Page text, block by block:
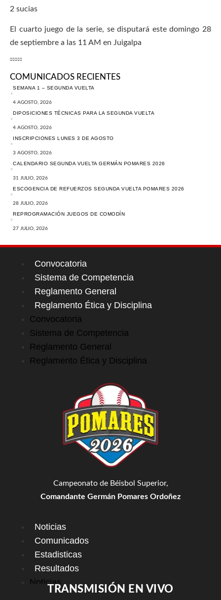
2 sucias
El cuarto juego de la serie, se disputará este domingo 28
de septiembre a las 11 AM en Juigalpa
COMUNICADOS RECIENTES
SEMANA 1 – SEGUNDA VUELTA
4 AGOSTO, 2026
DIPOSICIONES TÉCNICAS PARA LA SEGUNDA VUELTA
4 AGOSTO, 2026
INSCRIPCIONES LUNES 3 DE AGOSTO
3 AGOSTO, 2026
CALENDARIO SEGUNDA VUELTA GERMÁN POMARES 2026
31 JULIO, 2026
ESCOGENCIA DE REFUERZOS SEGUNDA VUELTA POMARES 2026
28 JULIO, 2026
REPROGRAMACIÓN JUEGOS DE COMODÍN
27 JULIO, 2026
Convocatoria
Sistema de Competencia
Reglamento General
Reglamento Ética y Disciplina
Convocatoria
Sistema de Competencia
Reglamento General
Reglamento Ética y Disciplina
Campeonato de Béisbol Superior,
Comandante Germán Pomares Ordoñez
Noticias
Comunicados
Estadisticas
Resultados
Noticias
TRANSMISIÓN EN VIVO